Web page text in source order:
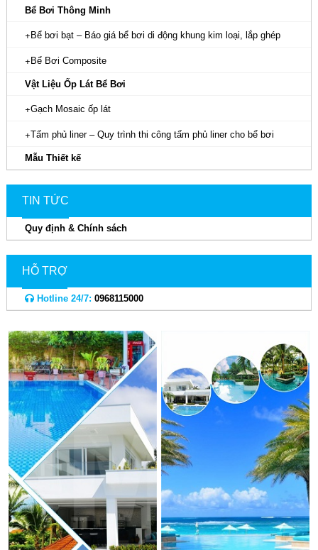
Bể Bơi Thông Minh
Bể bơi bạt – Báo giá bể bơi di động khung kim loại, lắp ghép
Bể Bơi Composite
Vật Liệu Ốp Lát Bể Bơi
Gạch Mosaic ốp lát
Tấm phủ liner – Quy trình thi công tấm phủ liner cho bể bơi
Mẫu Thiết kế
TIN TỨC
Quy định & Chính sách
HỖ TRỢ
Hotline 24/7: 0968115000